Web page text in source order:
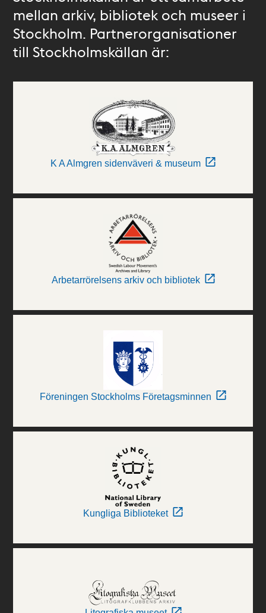
mellan arkiv, bibliotek och museer i
Stockholm. Partnerorganisationer
till Stockholmskällan är:
K A Almgren sidenväveri & museum
Arbetarrörelsens arkiv och bibliotek
Föreningen Stockholms Företagsminnen
Kungliga Biblioteket